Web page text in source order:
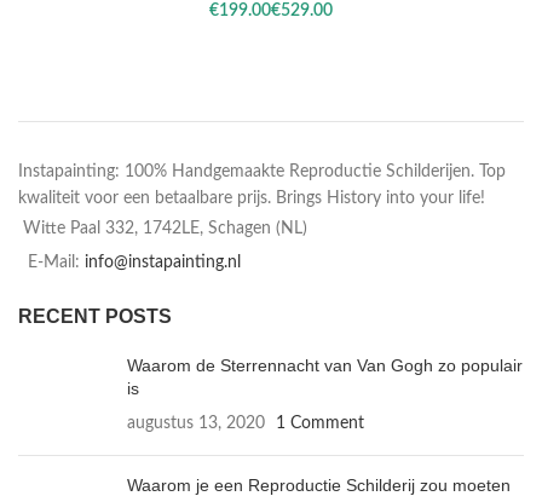
€
€
Instapainting: 100% Handgemaakte Reproductie Schilderijen. Top
kwaliteit voor een betaalbare prijs. Brings History into your life!
Witte Paal 332, 1742LE, Schagen (NL)
E-Mail: info@instapainting.nl
RECENT POSTS
Waarom de Sterrennacht van Van Gogh zo populair
is
augustus 13, 2020 1 Comment
Waarom je een Reproductie Schilderij zou moeten